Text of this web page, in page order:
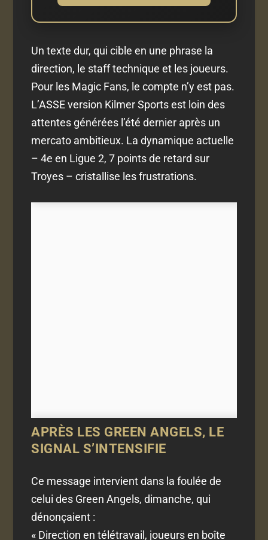
Un texte dur, qui cible en une phrase la
direction, le staff technique et les joueurs.
Pour les Magic Fans, le compte n’y est pas.
L’ASSE version Kilmer Sports est loin des
attentes générées l’été dernier après un
mercato ambitieux. La dynamique actuelle
– 4e en Ligue 2, 7 points de retard sur
Troyes – cristallise les frustrations.
APRÈS LES GREEN ANGELS, LE
SIGNAL S’INTENSIFIE
Ce message intervient dans la foulée de
celui des Green Angels, dimanche, qui
dénonçaient :
« Direction en télétravail, joueurs en boîte